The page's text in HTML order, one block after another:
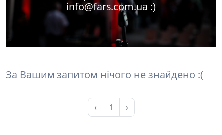
info@fars.com.ua :)
За Вашим запитом нічого не знайдено :(
‹ 1 ›